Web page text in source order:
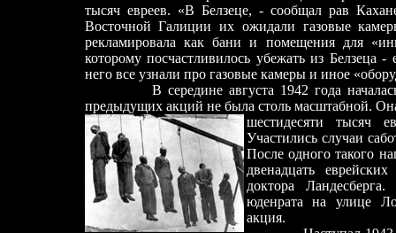
тысяч евреев. «В Белзеце, -сообщал рав
Восточной Галиции их ожидали газовые
рекламировала как бани и помещения для
которому посчастливилось убежать из Белзеца-
него все узнали про газовые камеры и иное
В середине августа 1942 года
предыдущих акций не была столь масштабной.
шестидесяти тысяч
Участились случаи
После одного такого
двенадцать
доктора
юденрата на улице
акция.